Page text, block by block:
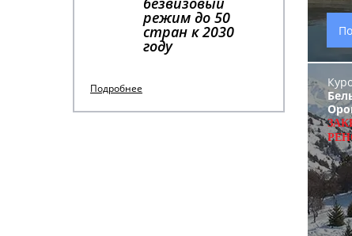
режим до 50
стран к 2030
году
Подробнее